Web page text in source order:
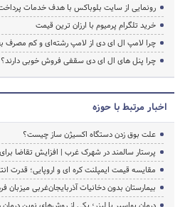
رونمایی از سایت بلوباکس با هدف خدمات
خرید تلگرام پرمیوم با ارزان ترین قیمت
چرا لامپ ال ای دی از لامپ رشته‌ای و کم مصرف
چرا پنل های ال ای دی سقفی فروش خوبی دارند؟
اخبار مرتبط با حوزه
علت بوق زدن دستگاه اکسیژن ساز چیست؟
پرستار سالمند در شهرک غرب | افزایش تقاضا
مقایسه قیمت ایمپلنت کره ای و اروپایی؛ قدرت
بیمارستان بدون دخانیات آذربایجان‌غربی